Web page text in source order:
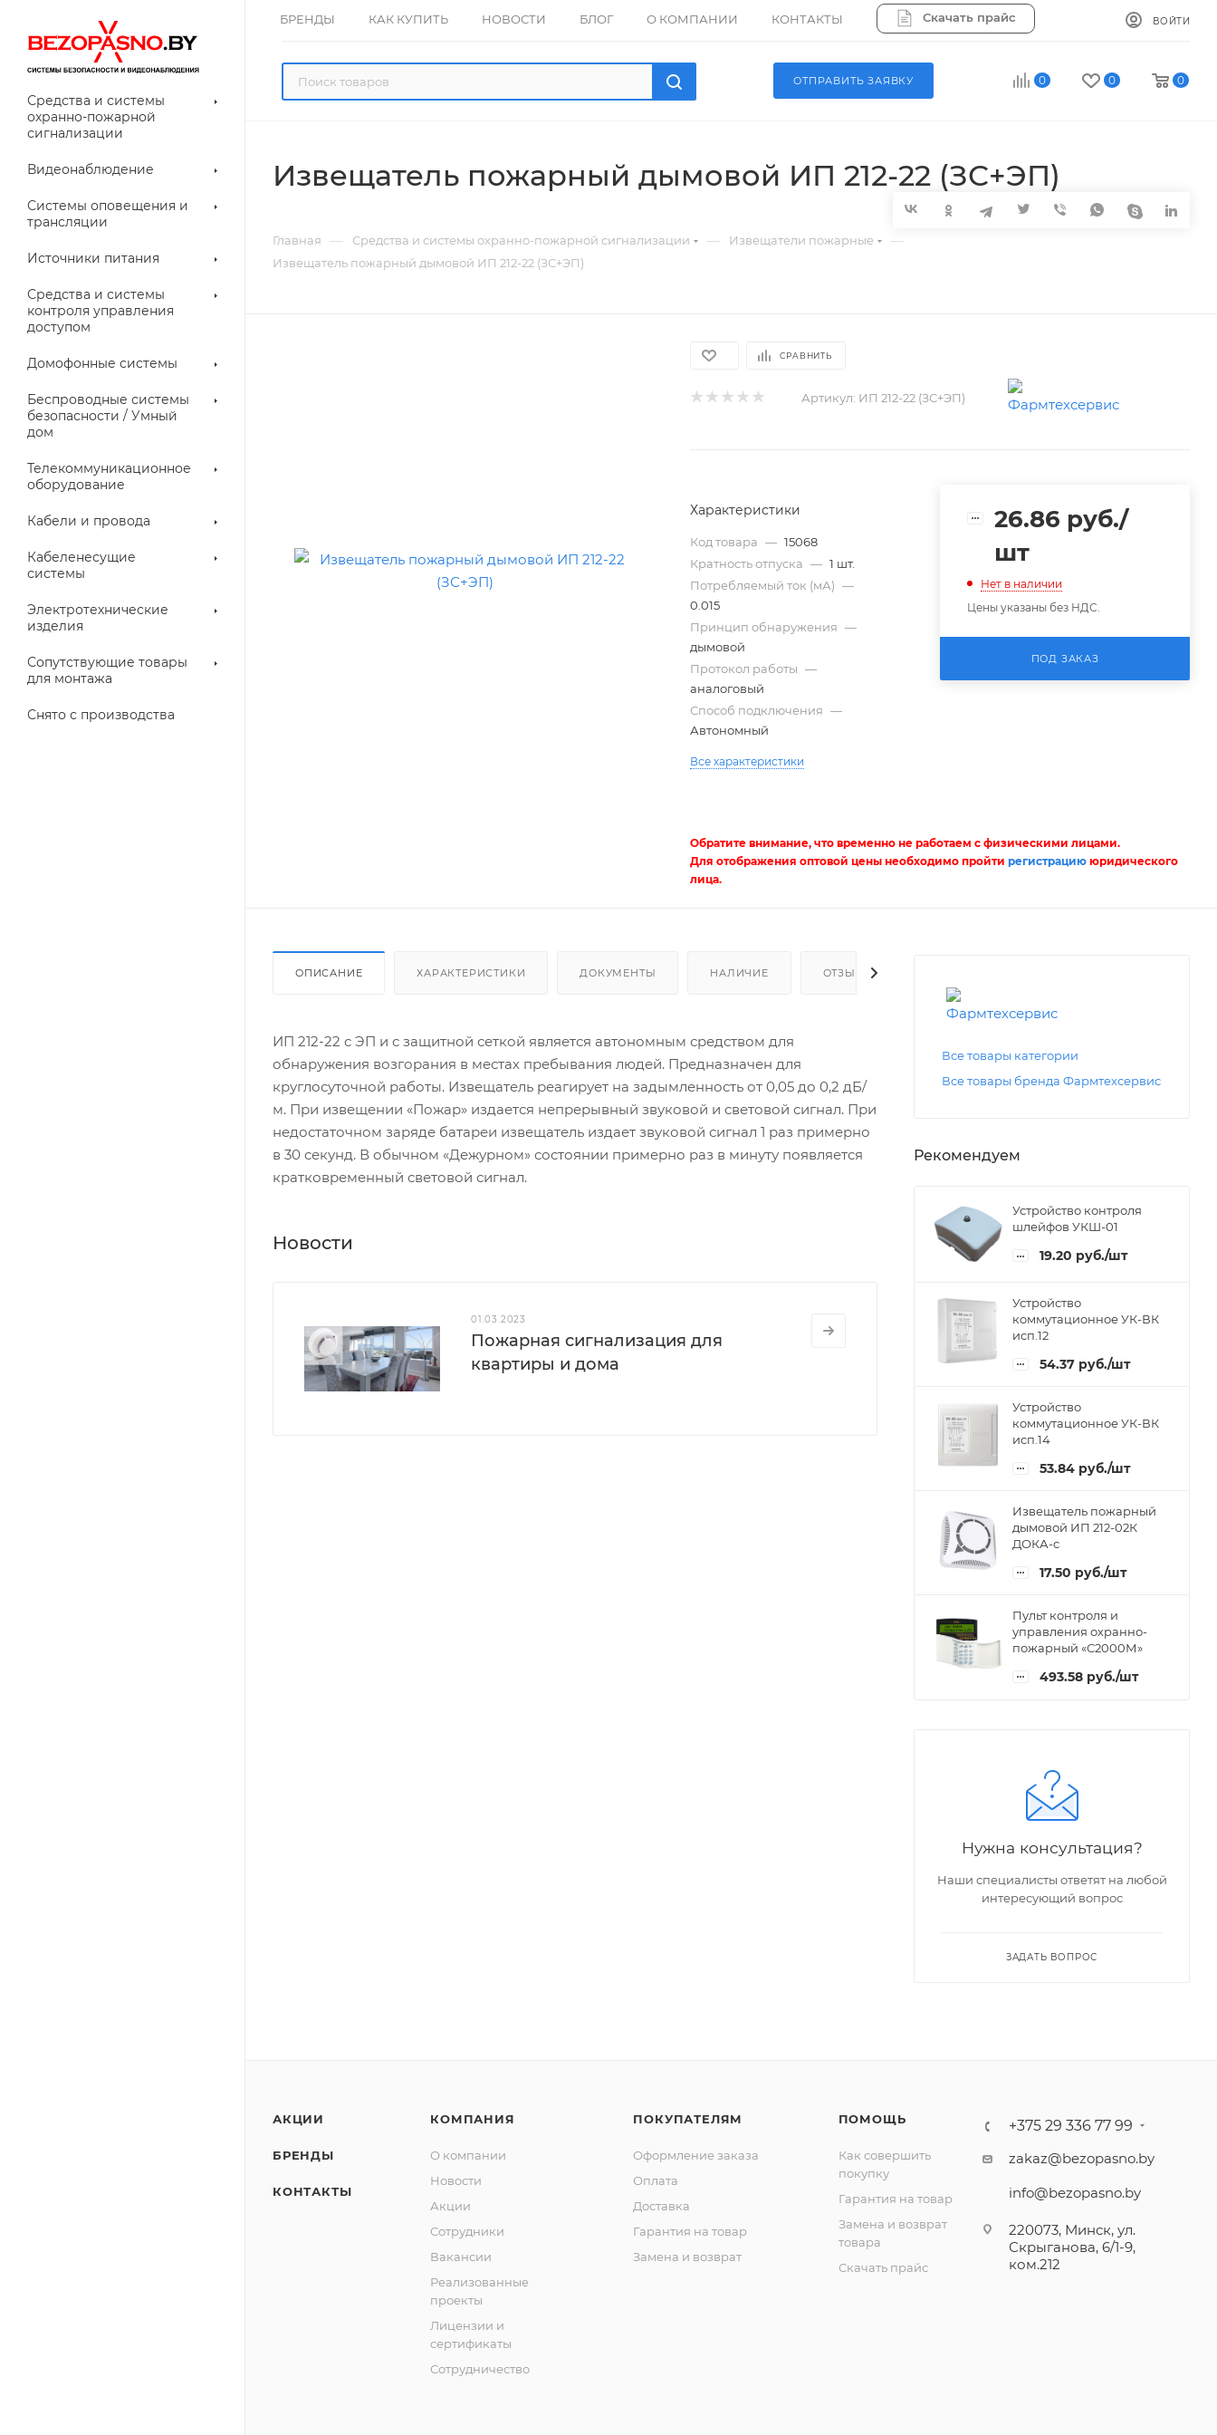
БРЕНДЫ КАК КУПИТЬ НОВОСТИ БЛОГ О КОМПАНИИ КОНТАКТЫ Скачать прайс ВОЙТИ
0 0 0
ОТПРАВИТЬ ЗАЯВКУ
Средства и системы
охранно-пожарной
сигнализации
Видеонаблюдение
для
Системы оповещения и
трансляции
указатели (табло)
Источники питания
Средства и системы
контроля управления
доступом
Домофонные системы
Беспроводные системы
безопасности / Умный
дом
Телекоммуникационное
оборудование
Кабели и провода
Кабеленесущие
системы
Электротехнические
изделия
Сопутствующие товары
для монтажа
Снято с производства
Извещатель пожарный дымовой ИП 212-22 (ЗС+ЭП)
Главная — Средства и системы охранно-пожарной сигнализации — Извещатели пожарные —
Извещатель пожарный дымовой ИП 212-22 (ЗС+ЭП)
СРАВНИТЬ
Артикул: ИП 212-22 (ЗС+ЭП)
Характеристики
Код товара — 15068
Кратность отпуска — 1 шт.
Потребляемый ток (мА) —
0.015
Принцип обнаружения —
дымовой
Протокол работы —
аналоговый
Способ подключения —
Автономный
Все характеристики
26.86 руб./
шт
Нет в наличии
Цены указаны без НДС.
ПОД ЗАКАЗ
Обратите внимание, что временно не работаем с физическими лицами.
Для отображения оптовой цены необходимо пройтирегистрацию юридического
лица.
ОПИСАНИЕ ХАРАКТЕРИСТИКИ ДОКУМЕНТЫ НАЛИЧИЕ ОТЗЫВЫ
ИП 212-22 с ЭП и с защитной сеткой является автономным средством для
обнаружения возгорания в местах пребывания людей. Предназначен для
круглосуточной работы. Извещатель реагирует на задымленность от 0,05 до 0,2 дБ/
м. При извещении «Пожар» издается непрерывный звуковой и световой сигнал. При
недостаточном заряде батареи извещатель издает звуковой сигнал 1 раз примерно
в 30 секунд. В обычном «Дежурном» состоянии примерно раз в минуту появляется
кратковременный световой сигнал.
Новости
01.03.2023
Пожарная сигнализация для
квартиры и дома
Все товары категории
Все товары бренда Фармтехсервис
Рекомендуем
Устройство контроля
шлейфов УКШ-01
19.20 руб./шт
Устройство
коммутационное УК-ВК
исп.12
54.37 руб./шт
Устройство
коммутационное УК-ВК
исп.14
53.84 руб./шт
Извещатель пожарный
дымовой ИП 212-02К
ДОКА-с
17.50 руб./шт
Пульт контроля и
управления охранно-
пожарный «С2000М»
493.58 руб./шт
Нужна консультация?
Наши специалисты ответят на любой
интересующий вопрос
ЗАДАТЬ ВОПРОС
АКЦИИ
БРЕНДЫ
КОНТАКТЫ
КОМПАНИЯ
О компании
Новости
Акции
Сотрудники
Вакансии
Реализованные
проекты
Лицензии и
сертификаты
Сотрудничество
ПОКУПАТЕЛЯМ
Оформление заказа
Оплата
Доставка
Гарантия на товар
Замена и возврат
ПОМОЩЬ
Как совершить
покупку
Гарантия на товар
Замена и возврат
товара
Скачать прайс
+375 29 336 77 99
zakaz@bezopasno.by
info@bezopasno.by
220073, Минск, ул.
Скрыганова, 6/1-9,
ком.212